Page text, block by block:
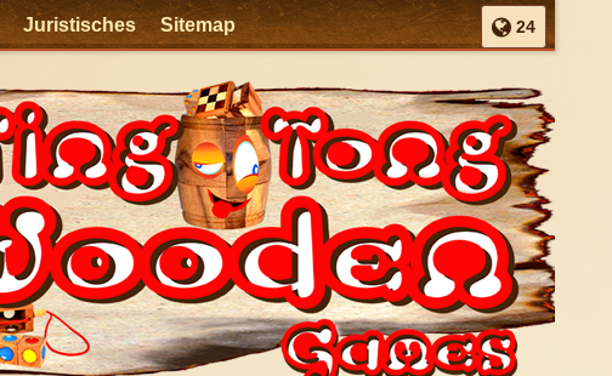
24
Juristisches Sitemap